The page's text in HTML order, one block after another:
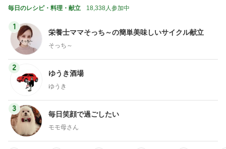
毎日のレシピ・料理・献立 18,338人参加中
1
栄養士ママそっち～の簡単美味しいサイクル献立
そっち～
2
ゆうき酒場
ゆうき
3
毎日笑顔で過ごしたい
モモ母さん